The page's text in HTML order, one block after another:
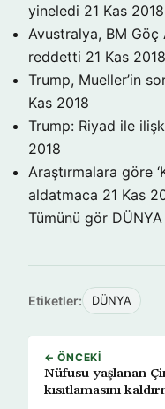
yineledi 21 Kas 2018
Avustralya, BM Göç
reddetti 21 Kas 2018
Trump, Mueller’in
Kas 2018
Trump: Riyad ile
2018
Araştırmalara göre
aldatmaca 21 Kas
Tümünü gör
Etiketler: DÜNYA
← ÖNCEKI
Nüfusu yaşlanan
kısıtlamasını